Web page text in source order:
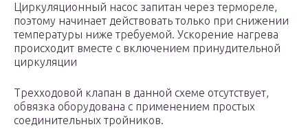
Циркуляционный насос запитан через термореле,
поэтому начинает действовать только при снижении
температуры ниже требуемой. Ускорение нагрева
происходит вместе с включением принудительной
циркуляции
Трехходовой клапан в данной схеме отсутствует,
обвязка оборудована с применением простых
соединительных тройников.